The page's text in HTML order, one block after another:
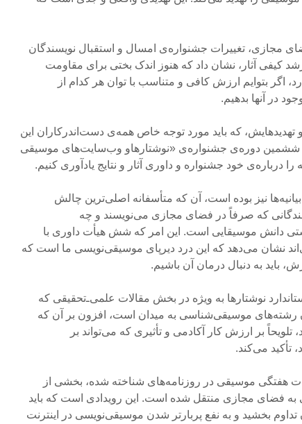
مجازی، تغییرات جشنواره‌ی امسال و استقبال نویسندگان
کیفی آثار، نشان داد که هنوز اندک بختی برای مقاومت
اگر بتوایم ارزش کافی و متناسب با توان هر کدام از
در آنها بدهیم.
تهدیدهایش، که باید مورد توجه خاص همه‌ی دست‌اندرکاران این
ششمین دوره‌ی جشنواره‌ی «نوشتارهاو وب‌سایت‌های موسیقی
را درباره‌ی خود جشنواره و داوری آثار و نتایج یادآوری کنیم.
نیز بوده است، آن که متأسفانه اصلی‌ترین چالش
که صرفاً در فضای مجازی می‌نویسند و چه
دانش موسیقایی است. این امر که شش هیأت داوری با
نشان می‌دهد که این درد دیرپای موسیقی‌نویسی ما است که
باید به دنبال درمان آن باشیم.
نوشتارها به ویژه در بخش مقالات علمی‌ـ‌تحقیقی که
رشته‌های موسیقی‌شناسی به میدان است، افزون بر آن که
بر ارزش کار آکادمی و تأثیری که می‌تواند بر
تأکید می‌کند.
هفتگی موسیقی در روزنامه‌های شناخته شده، بخشی از
به فضای مجازی منتقل شده است. این رویدادی است که باید
تداوم بخشید و به نفع پربارتر شدن موسیقی‌نویسی در اینترنت